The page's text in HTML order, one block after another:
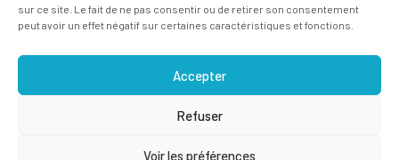
sur ce site. Le fait de ne pas consentir ou de retirer son consentement
peut avoir un effet négatif sur certaines caractéristiques et fonctions.
Accepter
Refuser
Voir les préférences
© 2023 All rights Reserved.